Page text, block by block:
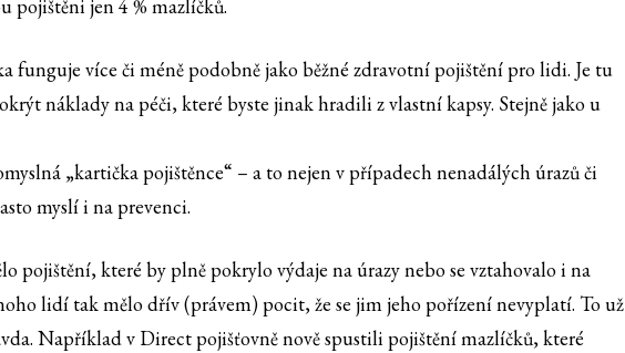
pojištěni jen 4 % mazlíčků.
funguje více či méně podobně jako běžné zdravotní pojištění pro lidi. Je tu
náklady na péči, které byste jinak hradili z vlastní kapsy. Stejně jako u
„kartička pojištěnce“ – a to nejen v případech nenadálých úrazů či
myslí i na prevenci.
pojištění, které by plně pokrylo výdaje na úrazy nebo se vztahovalo i na
lidí tak mělo dřív (právem) pocit, že se jim jeho pořízení nevyplatí. To už
Například v Direct pojišťovně nově spustili pojištění mazlíčků, které